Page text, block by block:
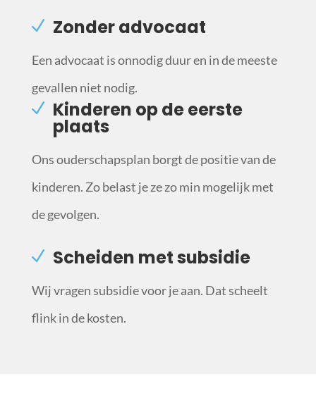
Zonder advocaat
Een advocaat is onnodig duur en in de meeste
gevallen niet nodig.
Kinderen op de eerste
plaats
Ons ouderschapsplan borgt de positie van de
kinderen. Zo belast je ze zo min mogelijk met
de gevolgen.
Scheiden met subsidie
Wij vragen subsidie voor je aan. Dat scheelt
flink in de kosten.